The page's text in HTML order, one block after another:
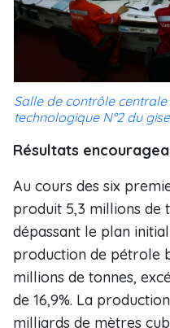
Salle de contrôle
technologique N°2 du
Résultats
Au cours des six
produit 5,3 millions de
dépassant le plan
production de pétrole
millions de tonnes,
de 16,9%. La
milliards de mètres